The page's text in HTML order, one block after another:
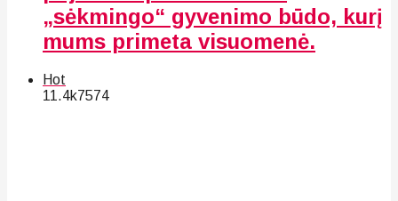
„sėkmingo“ gyvenimo būdo, kurį
mums primeta visuomenė.
Hot
11.4k7574